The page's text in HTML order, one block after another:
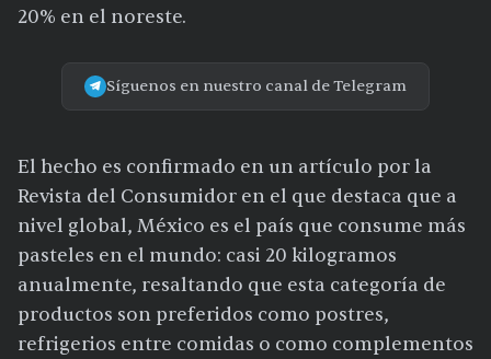
20% en el noreste.
Síguenos en nuestro canal de Telegram
El hecho es confirmado en un artículo por la
Revista del Consumidor en el que destaca que a
nivel global, México es el país que consume más
pasteles en el mundo: casi 20 kilogramos
anualmente, resaltando que esta categoría de
productos son preferidos como postres,
refrigerios entre comidas o como complementos